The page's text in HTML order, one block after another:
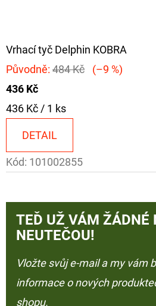
Vrhací tyč Delphin KOBRA
Původně: 484 Kč
(–9 %)
436 Kč
Měrná
436 Kč / 1 ks
DETAIL
Kód: 101002855
TEĎ UŽ VÁM ŽÁDNÉ
NEUTEČOU!
Vložte svůj e-mail a my vám
informace o nových
shopu.